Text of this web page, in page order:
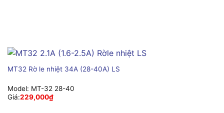
MT32 Rờ le nhiệt 34A (28-40A) LS
Model: MT-32 28-40
Giá:229,000₫